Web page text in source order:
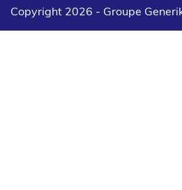
Copyright 2026 - Groupe